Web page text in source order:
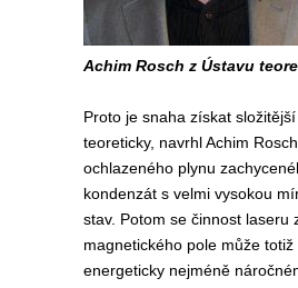
Achim Rosch z Ústavu
Proto je snaha získat
teoreticky, navrhl Achim
ochlazeného plynu
kondenzát s velmi vysokou
stav. Potom se činnost laseru
magnetického pole může
energeticky nejméně